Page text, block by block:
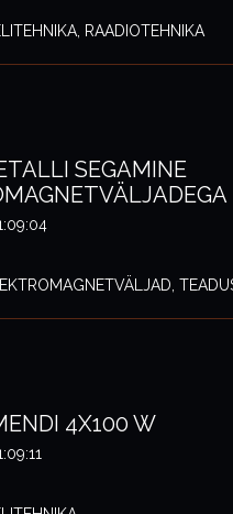
RAADIOTEHNIKA
SEGAMINE
4X100 W